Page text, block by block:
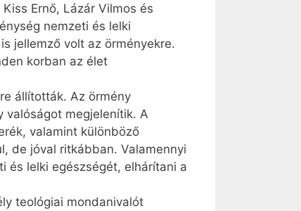
Ernő, Lázár Vilmos és
nemzeti és lelki
jellemző volt az örményekre.
korban az élet
állították. Az örmény
valóságot megjelenítik. A
valamint különböző
de jóval ritkábban. Valamennyi
és lelki egészségét, elhárítani a
teológiai mondanivalót